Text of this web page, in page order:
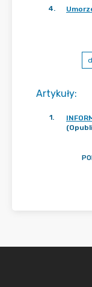
4.
Artykuły:
1.